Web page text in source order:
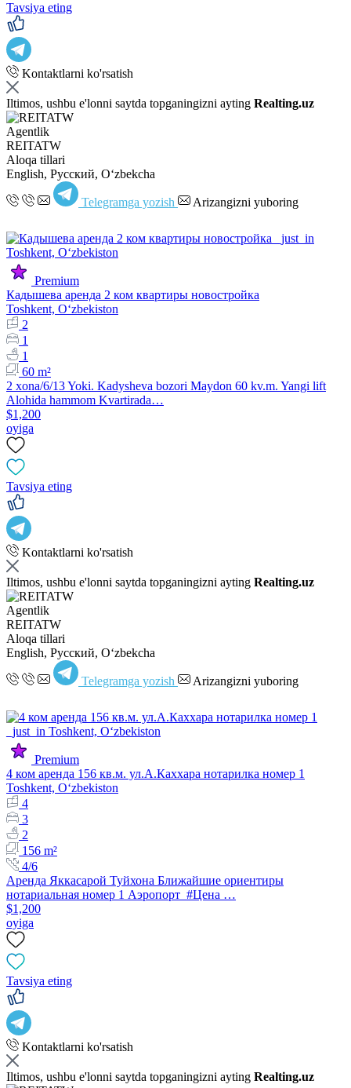
Tavsiya eting
Kontaktlarni ko'rsatish
Iltimos, ushbu e'lonni saytda topganingizni ayting Realting.uz
Agentlik
REITATW
Aloqa tillari
English, Русский, Oʻzbekcha
Telegramga yozish Arizangizni yuboring
Premium
Кадышева аренда 2 ком квартиры новостройка
Toshkent, Oʻzbekiston
2
1
1
60 m²
2 xona/6/13 Yoki. Kadysheva bozori Maydon 60 kv.m. Yangi lift
Alohida hammom Kvartirada…
$1,200
oyiga
Tavsiya eting
Kontaktlarni ko'rsatish
Iltimos, ushbu e'lonni saytda topganingizni ayting Realting.uz
Agentlik
REITATW
Aloqa tillari
English, Русский, Oʻzbekcha
Telegramga yozish Arizangizni yuboring
Premium
4 ком аренда 156 кв.м. ул.А.Каххара нотарилка номер 1
Toshkent, Oʻzbekiston
4
3
2
156 m²
4/6
Аренда Яккасарой Туйхона Ближайшие ориентиры
нотариальная номер 1 Аэропорт #Цена …
$1,200
oyiga
Tavsiya eting
Kontaktlarni ko'rsatish
Iltimos, ushbu e'lonni saytda topganingizni ayting Realting.uz